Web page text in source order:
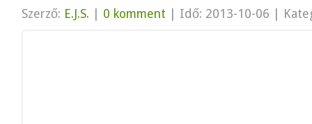
Szerző: E.J.S. 0 komment Idő: 2013-10-06